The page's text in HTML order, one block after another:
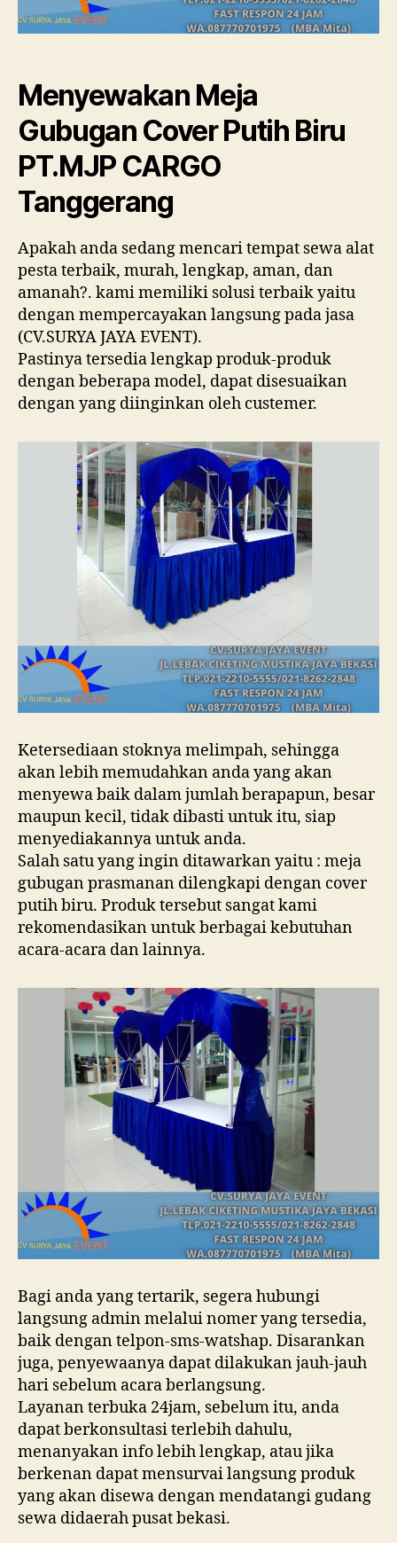
Menyewakan Meja
Gubugan Cover Putih Biru
PT.MJP CARGO
Tanggerang
Apakah anda sedang mencari tempat sewa alat
pesta terbaik, murah, lengkap, aman, dan
amanah?. kami memiliki solusi terbaik yaitu
dengan mempercayakan langsung pada jasa
(CV.SURYA JAYA EVENT).
Pastinya tersedia lengkap produk-produk
dengan beberapa model, dapat disesuaikan
dengan yang diinginkan oleh custemer.
Ketersediaan stoknya melimpah, sehingga
akan lebih memudahkan anda yang akan
menyewa baik dalam jumlah berapapun, besar
maupun kecil, tidak dibasti untuk itu, siap
menyediakannya untuk anda.
Salah satu yang ingin ditawarkan yaitu : meja
gubugan prasmanan dilengkapi dengan cover
putih biru. Produk tersebut sangat kami
rekomendasikan untuk berbagai kebutuhan
acara-acara dan lainnya.
Bagi anda yang tertarik, segera hubungi
langsung admin melalui nomer yang tersedia,
baik dengan telpon-sms-watshap. Disarankan
juga, penyewaanya dapat dilakukan jauh-jauh
hari sebelum acara berlangsung.
Layanan terbuka 24jam, sebelum itu, anda
dapat berkonsultasi terlebih dahulu,
menanyakan info lebih lengkap, atau jika
berkenan dapat mensurvai langsung produk
yang akan disewa dengan mendatangi gudang
sewa didaerah pusat bekasi.